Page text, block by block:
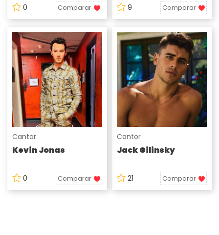
0 Comparar 9 Comparar
Cantor
Kevin Jonas
0 Comparar
Cantor
Jack Gilinsky
21 Comparar